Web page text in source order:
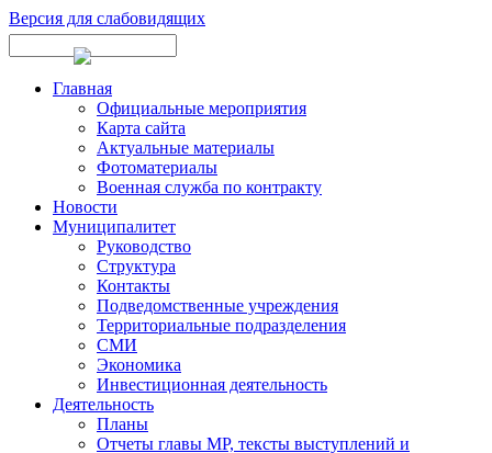
Версия для слабовидящих
Главная
Официальные мероприятия
Карта сайта
Актуальные материалы
Фотоматериалы
Военная служба по контракту
Новости
Муниципалитет
Руководство
Структура
Контакты
Подведомственные учреждения
Территориальные подразделения
СМИ
Экономика
Инвестиционная деятельность
Деятельность
Планы
Отчеты главы МР, тексты выступлений и